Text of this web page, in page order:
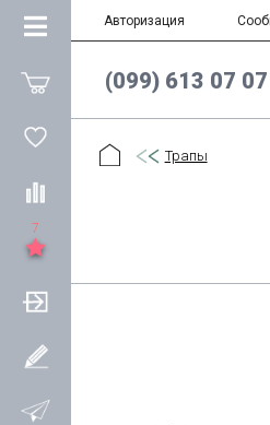
7
Авторизация
(099) 613 07 07
Трапы